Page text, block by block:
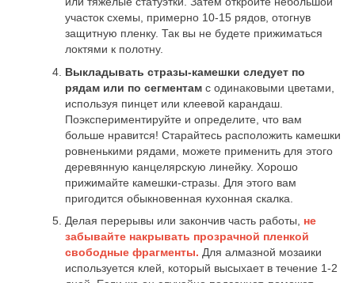
участок схемы, примерно 10-15 рядов, отогнув
защитную пленку. Так вы не будете прижиматься
локтями к полотну.
Выкладывать стразы-камешки следует по
рядам или по сегментам с одинаковыми цветами,
используя пинцет или клеевой карандаш.
Поэкспериментируйте и определите, что вам
больше нравится! Старайтесь расположить камешки
ровненькими рядами, можете применить для этого
деревянную канцелярскую линейку. Хорошо
прижимайте камешки-стразы. Для этого вам
пригодится обыкновенная кухонная скалка.
Делая перерывы или закончив часть работы, не
забывайте накрывать прозрачной пленкой
свободные фрагменты. Для алмазной мозаики
используется клей, который высыхает в течение 1-2